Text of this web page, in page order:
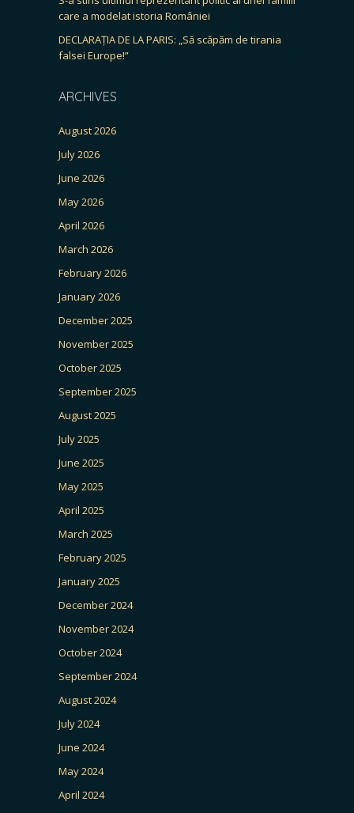
care a modelat istoria României
DECLARAȚIA DE LA PARIS: „Să scăpăm de tirania
falsei Europe!”
ARCHIVES
August 2026
July 2026
June 2026
May 2026
April 2026
March 2026
February 2026
January 2026
December 2025
November 2025
October 2025
September 2025
August 2025
July 2025
June 2025
May 2025
April 2025
March 2025
February 2025
January 2025
December 2024
November 2024
October 2024
September 2024
August 2024
July 2024
June 2024
May 2024
April 2024